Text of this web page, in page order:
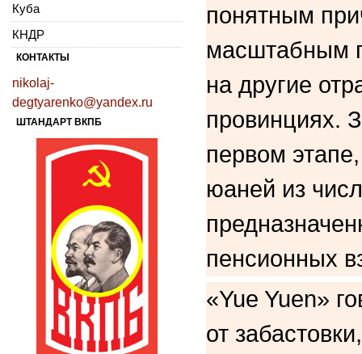
понятным
масштабным
на другие
провинциях.
первом
юаней из
пенсионных
«Yue Yuen»
от
Куба
КНДР
КОНТАКТЫ
nikolaj-
degtyarenko@yandex.ru
ШТАНДАРТ ВКПБ